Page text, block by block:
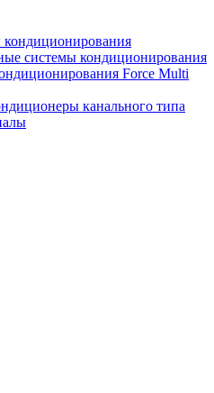
системы кондиционирования
Force Multi
канального типа